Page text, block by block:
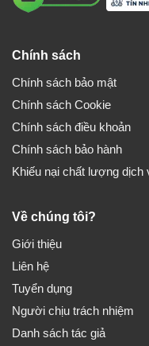
Chính sách
Chính sách bảo mật
Chính sách Cookie
Chính sách điều khoản
Chính sách bảo hành
Khiếu nại chất lượng dịch
Về chúng tôi?
Giới thiệu
Liên hệ
Tuyển dụng
Người chịu trách nhiệm
Danh sách tác giả